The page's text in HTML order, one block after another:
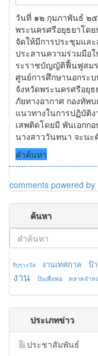
วันที่ ๑๒ กุมภาพันธ์ ๒
พระนครศรีอยุธยาโด
จัดให้มีการประชุมแล
ประสานความร่วมมือ
ระราชบัญญัติฟื้นฟูสม
ศูนย์การศึกษานอกระ
จังหวัดพระนครศรีอยุ
ภัยทางอากาศ กองทัพ
แนวทางในการปฏิบัติ
เสพติดโดยมี พันเอก
นางสาววันทนา จะน
คำค้นหา
comments powered by
ค้นหา
รับรางวัล งานเทศกาล ป้
งาน
ปั่นเพื่อพ่อ ตลาดจำห
ประเภทข่าว
ประชาสัมพันธ์